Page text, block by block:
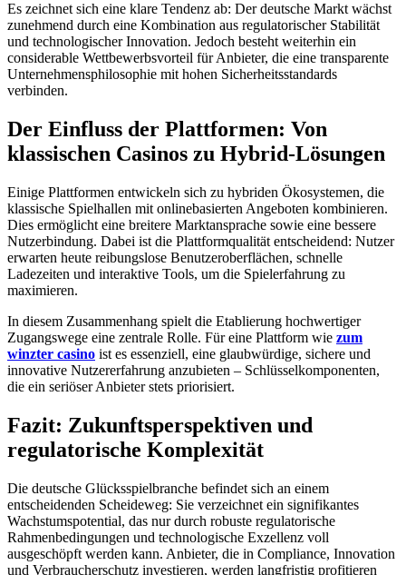
Es zeichnet sich eine klare Tendenz ab: Der deutsche Markt wächst
zunehmend durch eine Kombination aus regulatorischer Stabilität
und technologischer Innovation. Jedoch besteht weiterhin ein
considerable Wettbewerbsvorteil für Anbieter, die eine transparente
Unternehmensphilosophie mit hohen Sicherheitsstandards
verbinden.
Der Einfluss der Plattformen: Von
klassischen Casinos zu Hybrid-Lösungen
Einige Plattformen entwickeln sich zu hybriden Ökosystemen, die
klassische Spielhallen mit onlinebasierten Angeboten kombinieren.
Dies ermöglicht eine breitere Marktansprache sowie eine bessere
Nutzerbindung. Dabei ist die Plattformqualität entscheidend: Nutzer
erwarten heute reibungslose Benutzeroberflächen, schnelle
Ladezeiten und interaktive Tools, um die Spielerfahrung zu
maximieren.
In diesem Zusammenhang spielt die Etablierung hochwertiger
Zugangswege eine zentrale Rolle. Für eine Plattform wie zum
winzter casino ist es essenziell, eine glaubwürdige, sichere und
innovative Nutzererfahrung anzubieten – Schlüsselkomponenten,
die ein seriöser Anbieter stets priorisiert.
Fazit: Zukunftsperspektiven und
regulatorische Komplexität
Die deutsche Glücksspielbranche befindet sich an einem
entscheidenden Scheideweg: Sie verzeichnet ein signifikantes
Wachstumspotential, das nur durch robuste regulatorische
Rahmenbedingungen und technologische Exzellenz voll
ausgeschöpft werden kann. Anbieter, die in Compliance, Innovation
und Verbraucherschutz investieren, werden langfristig profitieren